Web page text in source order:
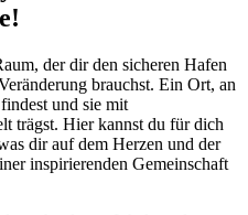
der dir den sicheren Hafen
brauchst. Ein Ort, an
und sie mit
trägst. Hier kannst du für dich
dir auf dem Herzen und der
inspirierenden Gemeinschaft